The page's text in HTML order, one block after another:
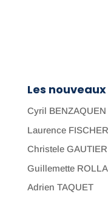
Les
Cyril BENZAQUEN
Laurence FISCHER
Christele GAUTIER
Guillemette
Adrien TAQUET